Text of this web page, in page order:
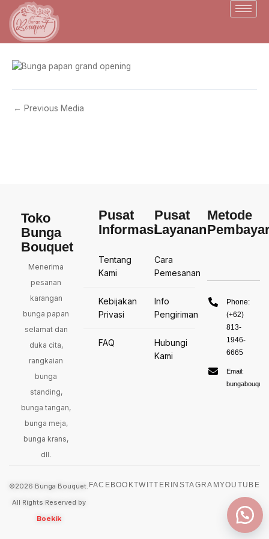
content
← Previous Media
Toko
Bunga
Bouquet
Menerima
pesanan
karangan
bunga papan
selamat dan
duka cita,
rangkaian
bunga
standing,
bunga tangan,
bunga meja,
bunga krans,
dll.
Pusat
Informasi
Tentang
Kami
Kebijakan
Privasi
FAQ
Pusat
Layanan
Cara
Pemesanan
Info
Pengiriman
Hubungi
Kami
Metode
Phone:
(+62)
813-
1946-
6665
Email:
©2026 Bunga Bouquet.
All Rights Reserved by
Boekik
FACEBOOKTWITTER INSTAGRAM YOUTUBE